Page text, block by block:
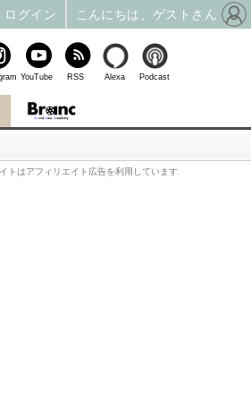
トはアフィリエイト広告を利用しています
YouTube RSS Alexa Podcast
ログイン こんにちは、ゲストさん